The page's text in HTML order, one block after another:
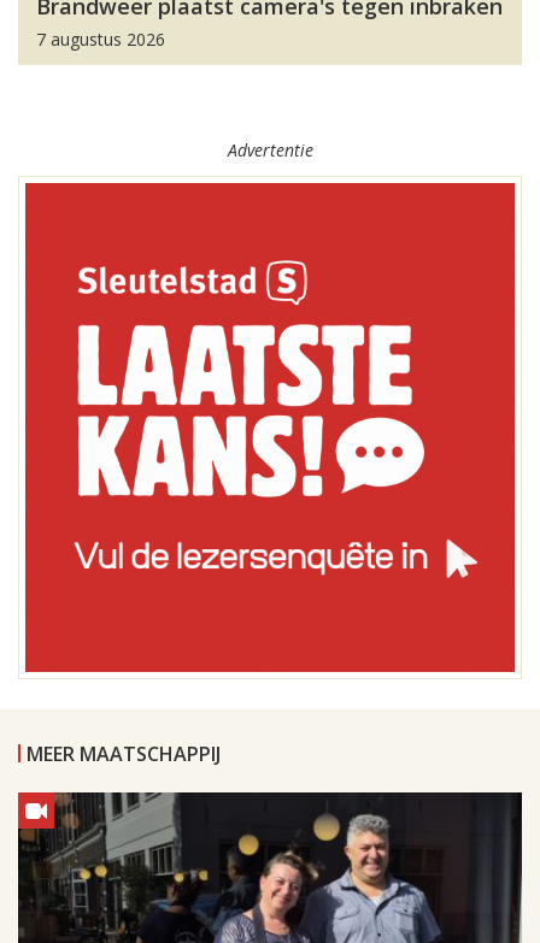
Brandweer plaatst camera's tegen inbraken
7 augustus 2026
Advertentie
MEER MAATSCHAPPIJ